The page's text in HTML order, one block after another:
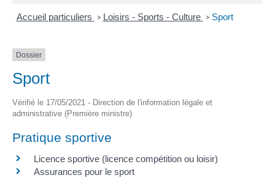
Accueil particuliers > Loisirs - Sports - Culture > Sport
Dossier
Sport
Vérifié le 17/05/2021 - Direction de l'information légale et
administrative (Première ministre)
Pratique sportive
Licence sportive (licence compétition ou loisir)
Assurances pour le sport